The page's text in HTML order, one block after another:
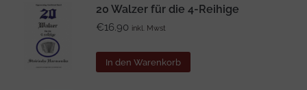
20 Walzer für die 4-Reihige
€16.90 inkl. Mwst
In den Warenkorb